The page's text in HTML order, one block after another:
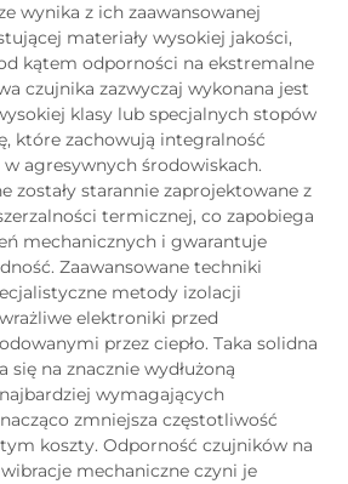
wynika z ich zaawansowanej
materiały wysokiej jakości,
kątem odporności na ekstremalne
czujnika zazwyczaj wykonana jest
klasy lub specjalnych stopów
które zachowują integralność
agresywnych środowiskach.
zostały starannie zaprojektowane z
termicznej, co zapobiega
mechanicznych i gwarantuje
Zaawansowane techniki
metody izolacji
elektroniki przed
przez ciepło. Taka solidna
się na znacznie wydłużoną
wymagających
zmniejsza częstotliwość
koszty. Odporność czujników na
mechaniczne czyni je